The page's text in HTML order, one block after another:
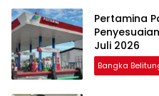
Pertamina
Juli 2026
Bangka